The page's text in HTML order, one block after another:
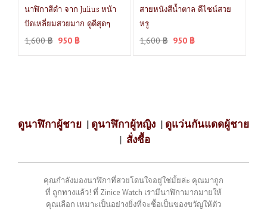
นาฬิกาสีดำ จาก Julius หน้า
ปัดเหลี่ยมสวยมาก ดูดีสุดๆ
1,600฿ 950 ฿
สายหนังสีน้ำตาล ดีไซน์สวย
หรู
1,600฿ 950 ฿
ดูนาฬิกาผู้ชาย | ดูนาฬิกาผู้หญิง | ดูแว่นกันแดดผู้ชาย
| สั่งซื้อ
คุณกำลังมองนาฬิกาที่สวยโดนใจอยู่ใช่มั้ยล่ะ คุณมาถูก
ที่ ถูกทางแล้ว! ที่ Zinice Watch เรามีนาฬิกามากมายให้
คุณเลือก เหมาะเป็นอย่างยิ่งที่จะซื้อเป็นของขวัญให้ตัว